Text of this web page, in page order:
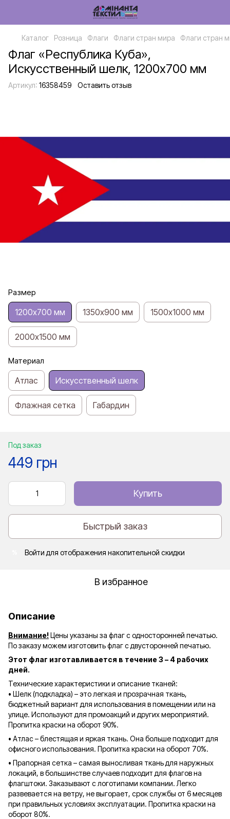
Каталог Розница Флаги Флаги стран мира Флаги стран
Флаг «Республика Куба»,
Искусственный шелк, 1200х700 мм
Артикул: 16358459 Оставить отзыв
Размер
1200х700 мм 1350х900 мм 1500х1000 мм
2000х1500 мм
Материал
Атлас Искусственный шелк
Флажная сетка Габардин
Под заказ
449 грн
Купить
Быстрый заказ
Войти для отображения накопительной скидки
В избранное
Описание
Внимание!Цены указаны за флаг с односторонней печатью.
По заказу можем изготовить флаг с двусторонней печатью.
Этот флаг изготавливается в течение 3 – 4 рабочих
дней.
Технические характеристики и описание тканей:
• Шелк (подкладка) – это легкая и прозрачная ткань,
бюджетный вариант для использования в помещении или на
улице. Используют для промоакций и других мероприятий.
Пропитка краски на оборот 90%.
• Атлас – блестящая и яркая ткань. Она больше подходит для
офисного использования. Пропитка краски на оборот 70%.
• Прапорная сетка – самая выносливая ткань для наружных
локаций, в большинстве случаев подходит для флагов на
флагштоки. Заказывают с логотипами компании. Легко
развевается на ветру, не выгорает, срок службы от 6 месяцев
при правильных условиях эксплуатации. Пропитка краски на
оборот 80%.